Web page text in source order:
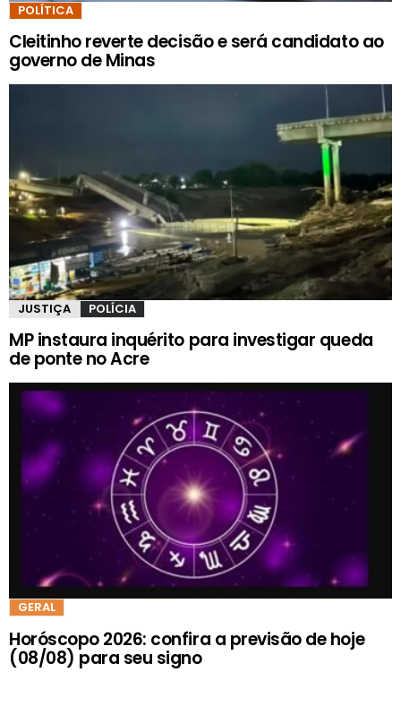
POLÍTICA
Cleitinho reverte decisão e será candidato ao
governo de Minas
JUSTIÇA POLÍCIA
MP instaura inquérito para investigar queda
de ponte no Acre
GERAL
Horóscopo 2026: confira a previsão de hoje
(08/08) para seu signo